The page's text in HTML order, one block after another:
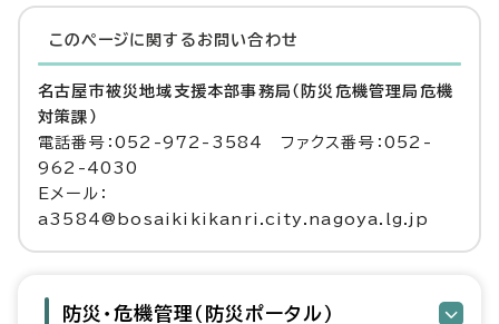
このページに関する お問い合わせ
名古屋市被災地域支援本部事務局（防災危機管理局危機
対策課）
電話番号：052-972-3584 ファクス番号：052-
962-4030
Eメール：
a3584@bosaikikikanri.city.nagoya.lg.jp
防災・危機管理（防災ポータル）